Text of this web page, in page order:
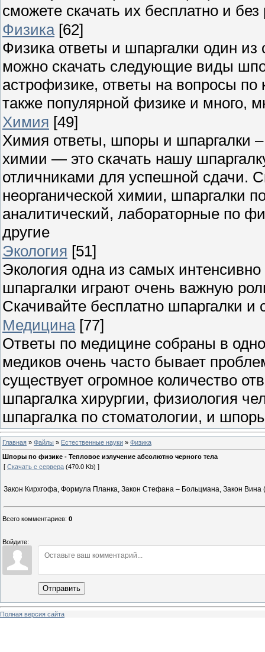
сможете скачать их бесплатно и без
Физика [62]
Физика ответы и шпаргалки один
можно скачать следующие виды
астрофизике, ответы на вопросы
также популярной физике и много,
Химия [49]
Химия ответы, шпоры и шпаргалки
химии — это скачать нашу
отличниками для успешной сдачи.
неорганической химии, шпаргалки
аналитический, лабораторные по
другие
Экология [51]
Экология одна из самых
шпаргалки играют очень важную
Скачивайте бесплатно шпаргалки и
Медицина [77]
Ответы по медицине собраны в
медиков очень часто бывает
существует огромное количество
шпаргалка хирургии, физиология
шпаргалка по стоматологии, и
Главная » Файлы » Естественные науки » Физика
Шпоры по физике - Тепловое излучение абсолютно черного тела
[ Скачать с сервера (470.0 Kb) ]
Закон Кирхгофа, Формула Планка, Закон Стефана – Больцмана, Закон Вина
Всего комментариев: 0
Войдите:
Отправить
Полная версия сайта